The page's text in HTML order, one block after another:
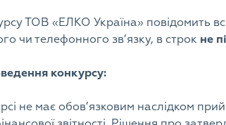
ТОВ «ЕЛКО Україна» повідомить
чи телефонного зв’язку, в строк не
конкурсу:
не має обов’язковим наслідком